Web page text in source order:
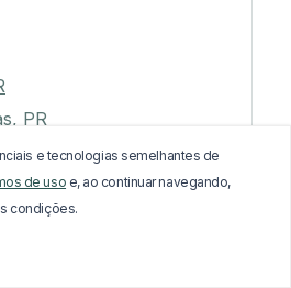
PR
PR
e tecnologias semelhantes de
de uso e, ao continuar navegando,
condições.